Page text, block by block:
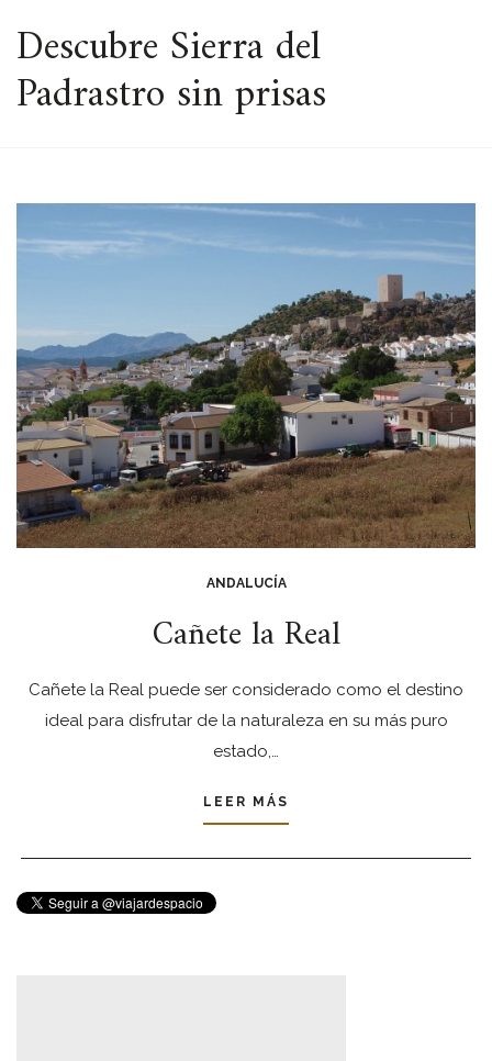
ESPACIO
Descubre Sierra del
Padrastro sin prisas
ANDALUCÍA
Cañete la Real
Cañete la Real puede ser considerado como el destino
ideal para disfrutar de la naturaleza en su más puro
estado,…
LEER MÁS